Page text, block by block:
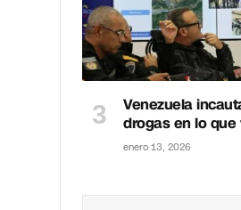
Venezuela
drogas en lo que
enero 13, 2026